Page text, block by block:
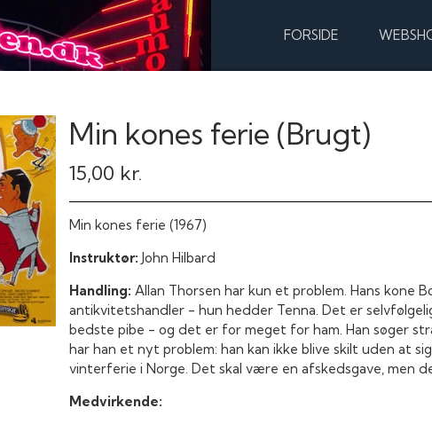
FORSIDE
Min kones ferie (Brugt)
15,00 kr.
Min kones ferie (1967)
Instruktør: John Hilbard
Handling: Allan Thorsen har kun et problem. Hans kone
antikvitetshandler - hun hedder Tenna. Det er
bedste pibe - og det er for meget for ham. Han søger
har han et nyt problem: han kan ikke blive skilt uden at
vinterferie i Norge. Det skal være en afskedsgave, men
Medvirkende: